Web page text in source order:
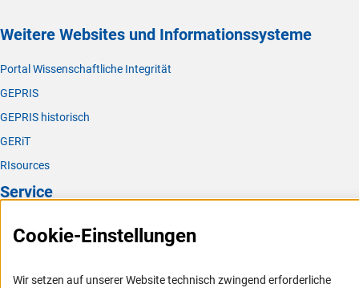
Weitere Websites und Informationssysteme
Portal Wissenschaftliche Integrität
GEPRIS
GEPRIS historisch
GERiT
RIsources
Service
Presse
Karriere
Cookie-Einstellungen
Wir setzen auf unserer Website technisch zwingend erforderliche